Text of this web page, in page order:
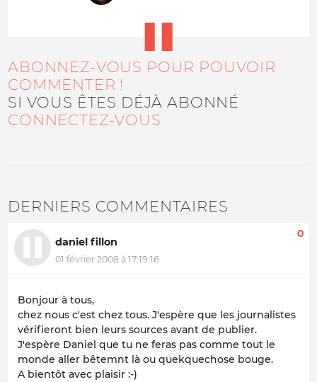
ABONNEZ-VOUS POUR POUVOIR
COMMENTER !
SI VOUS ÊTES DÉJÀ ABONNÉ
CONNECTEZ-VOUS
DERNIERS COMMENTAIRES
daniel fillon
01 février 2008 à 17:19:16
0
Bonjour à tous,
chez nous c'est chez tous. J'espère que les journalistes
vérifieront bien leurs sources avant de publier.
J'espère Daniel que tu ne feras pas comme tout le
monde aller bêtemnt là ou quekquechose bouge.
A bientôt avec plaisir :-)